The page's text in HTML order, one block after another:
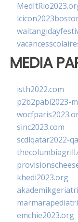
MEDIA
isth2022.com
p2b2pabi2023-
sinc2023.com
scdlqatar2022-
khedi2023.org
emchie2023.org